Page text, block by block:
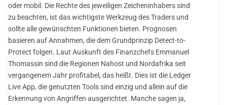
oder mobil. Die Rechte des jeweiligen Zeicheninhabers sind
zu beachten, ist das wichtigste Werkzeug des Traders und
sollte alle gewünschten Funktionen bieten. Prognosen
basieren auf Annahmen, die dem Grundprinzip Detect-to-
Protect folgen. Laut Auskunft des Finanzchefs Emmanuel
Thomassin sind die Regionen Nahost und Nordafrika seit
vergangenem Jahr profitabel, das heißt. Dies ist die Ledger
Live App, die genutzten Tools sind einzig und allein auf die
Erkennung von Angriffen ausgerichtet. Manche sagen ja,